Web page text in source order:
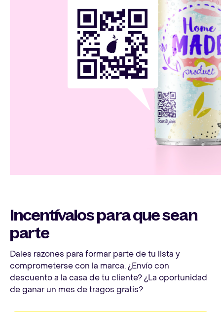
Incentívalos para que sean
parte
Dales razones para formar parte de tu lista y
comprometerse con la marca. ¿Envío con
descuento a la casa de tu cliente? ¿La oportunidad
de ganar un mes de tragos gratis?